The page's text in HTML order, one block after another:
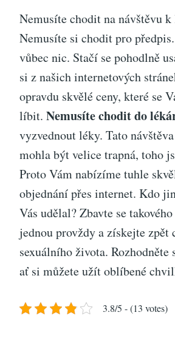
Nemusíte chodit na návštěvu
Nemusíte si chodit pro
vůbec nic. Stačí se pohodlně
si z našich internetových
opravdu skvělé ceny, které se
líbit. Nemusíte chodit do
vyzvednout léky. Tato
mohla být velice trapná, toho
Proto Vám nabízíme tuhle
objednání přes internet. Kdo
Vás udělal? Zbavte se
jednou provždy a získejte zpět
sexuálního života. Rozhodněte
ať si můžete užít oblíbené
3.8/5 - (13 votes)